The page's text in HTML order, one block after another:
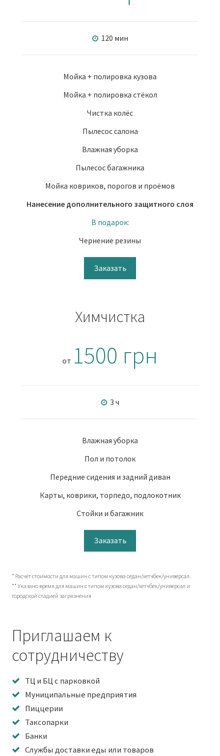
120 мин
Мойка + полировка кузова
Мойка + полировка стёкол
Чистка колёс
Пылесос салона
Влажная уборка
Пылесос багажника
Мойка ковриков, порогов и проёмов
Нанесение дополнительного защитного слоя
В подарок:
Чернение резины
Заказать
Химчистка
от 1500 грн
3 ч
Влажная уборка
Пол и потолок
Передние сидения и задний диван
Карты, коврики, торпедо, подлокотник
Стойки и багажник
Заказать
* Расчёт стоимости для машин с типом кузова седан/хетчбек/универсал.
** Указано время для машин с типом кузова седан/хетчбек/универсал и
городской стадией загрязнения
Приглашаем к
сотрудничеству
ТЦ и БЦ с парковкой
Муниципальные предприятия
Пиццерии
Таксопарки
Банки
Службы доставки еды или товаров